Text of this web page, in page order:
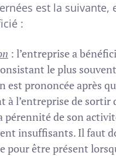
est la
:
: l’entreprise a
le plus
est prononcée après
à l’entreprise de sortir
de son
insuffisants. Il faut
pour être présent